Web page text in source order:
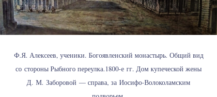
Ф.Я. Алексеев, ученики. Богоявленский монастырь. Общий вид
со стороны Рыбного переулка.1800-е гг. Дом купеческой жены
Д. М. Заборовой — справа, за Иосифо-Волоколамским